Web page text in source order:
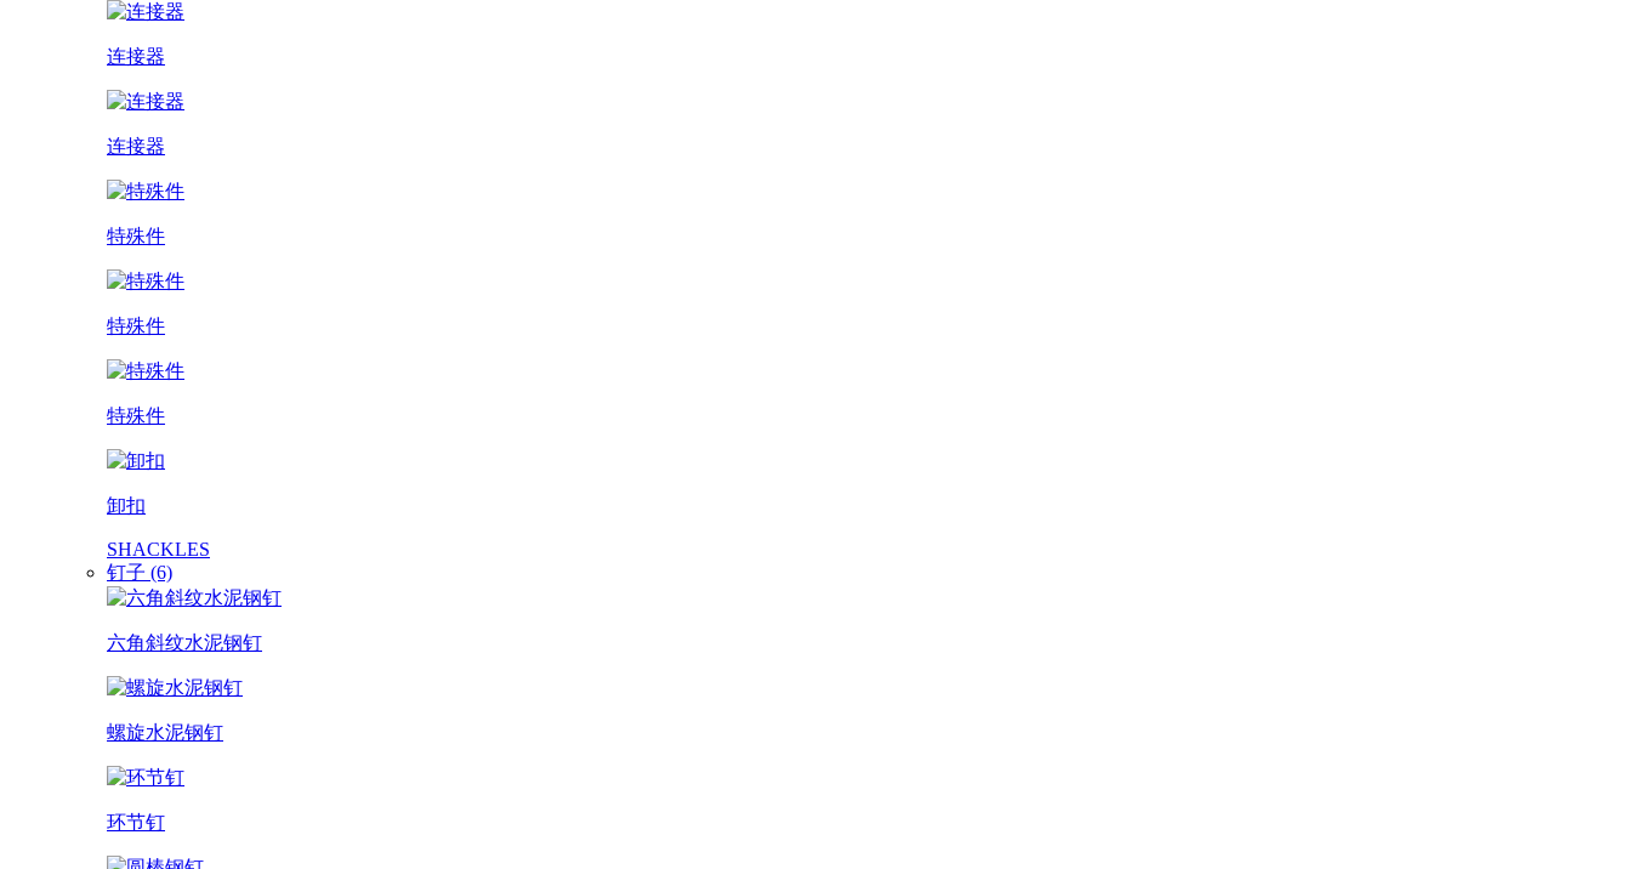
连接器
连接器
特殊件
特殊件
特殊件
卸扣
SHACKLES
钉子 (6)
六角斜纹水泥钢钉
螺旋水泥钢钉
环节钉